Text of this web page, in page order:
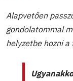
Alapvetően
gondolatommal
helyzetbe hozni a